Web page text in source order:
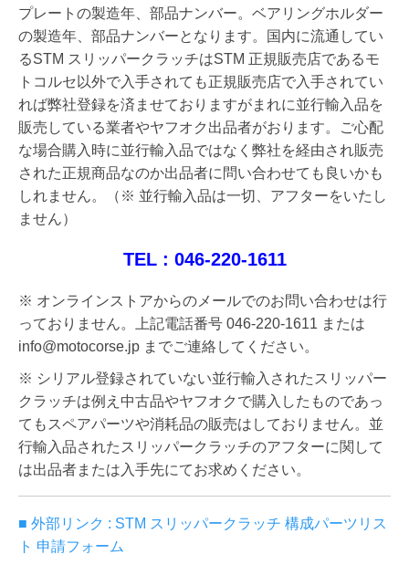
プレートの製造年、部品ナンバー。ベアリングホルダー
の製造年、部品ナンバーとなります。国内に流通してい
るSTM スリッパークラッチはSTM 正規販売店であるモ
トコルセ以外で入手されても正規販売店で入手されてい
れば弊社登録を済ませておりますがまれに並行輸入品を
販売している業者やヤフオク出品者がおります。ご心配
な場合購入時に並行輸入品ではなく弊社を経由され販売
された正規商品なのか出品者に問い合わせても良いかも
しれません。
（※ 並行輸入品は一切、アフターをいたし
ません）
TEL : 046-220-1611
※ オンラインストアからのメールでのお問い合わせは行
っておりません。上記電話番号 046-220-1611 または
info@motocorse.jp までご連絡してください。
※ シリアル登録されていない並行輸入されたスリッパー
クラッチは例え中古品やヤフオクで購入したものであっ
てもスペアパーツや消耗品の販売はしておりません。並
行輸入品されたスリッパークラッチのアフターに関して
は出品者または入手先にてお求めください。
■ 外部リンク : STM スリッパークラッチ 構成パーツリス
ト 申請フォーム